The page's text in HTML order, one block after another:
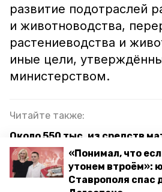
«Понимал, что
утонем втроём»:
Ставрополя спас
развитие подотраслей
и животноводства,
растениеводства и
иные цели,
министерством.
Читайте также:
Около 550 тыс. из средств
среднем направляют
погашение ипотеки
Группа ВТБ: траты россиян на